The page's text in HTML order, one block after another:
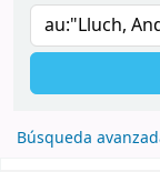
Búsqueda